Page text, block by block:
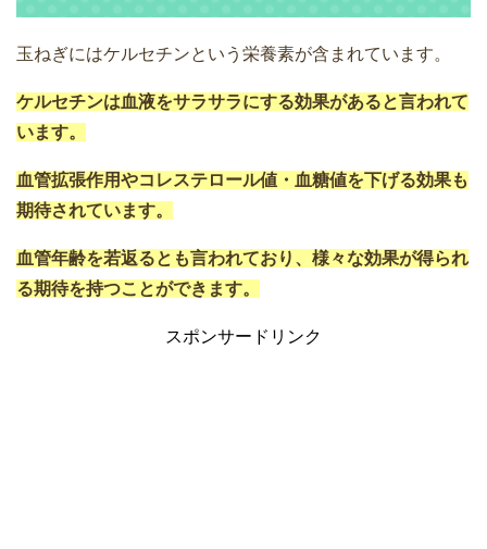
玉ねぎにはケルセチンという栄養素が含まれています。
ケルセチンは血液をサラサラにする効果があると言われて
います。
血管拡張作用やコレステロール値・血糖値を下げる効果も
期待されています。
血管年齢を若返るとも言われており、様々な効果が得られ
る期待を持つことができます。
スポンサードリンク